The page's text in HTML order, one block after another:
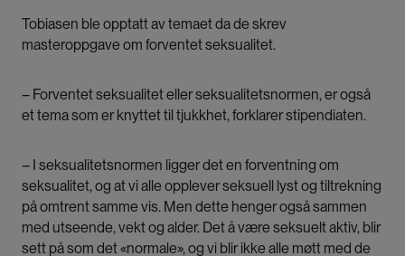
Tobiasen ble opptatt av temaet da de skrev
masteroppgave om forventet seksualitet.
– Forventet seksualitet eller seksualitetsnormen, er også
et tema som er knyttet til tjukkhet, forklarer stipendiaten.
– I seksualitetsnormen ligger det en forventning om
seksualitet, og at vi alle opplever seksuell lyst og tiltrekning
på omtrent samme vis. Men dette henger også sammen
med utseende, vekt og alder. Det å være seksuelt aktiv, blir
sett på som det «normale», og vi blir ikke alle møtt med de